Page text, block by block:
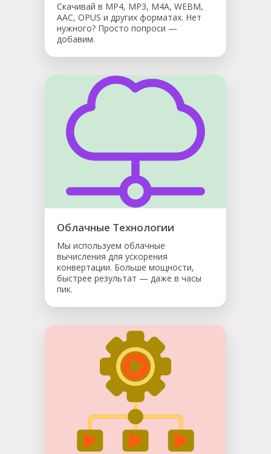
Скачивай в MP4, MP3, M4A, WEBM,
AAC, OPUS и других форматах. Нет
нужного? Просто попроси —
добавим.
Облачные Технологии
Мы используем облачные
вычисления для ускорения
конвертации. Больше мощности,
быстрее результат — даже в часы
пик.